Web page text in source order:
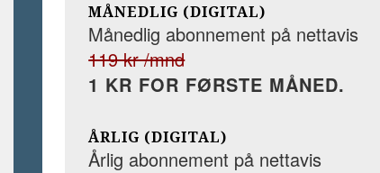
MÅNEDLIG (DIGITAL)
Månedlig abonnement på nettavis
119 kr /mnd
1 KR FOR FØRSTE MÅNED.
ÅRLIG (DIGITAL)
Årlig abonnement på nettavis